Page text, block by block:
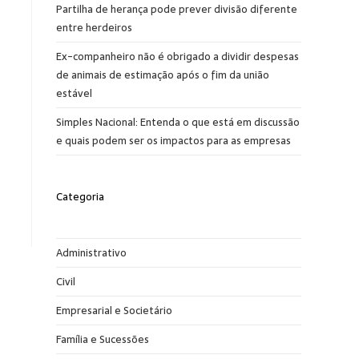
Partilha de herança pode prever divisão diferente
entre herdeiros
Ex-companheiro não é obrigado a dividir despesas
de animais de estimação após o fim da união
estável
Simples Nacional: Entenda o que está em discussão
e quais podem ser os impactos para as empresas
Categoria
Administrativo
Civil
Empresarial e Societário
Família e Sucessões